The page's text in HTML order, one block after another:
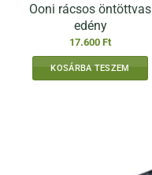
Ooni rácsos öntöttvas
edény
17.600 Ft
KOSÁRBA TESZEM